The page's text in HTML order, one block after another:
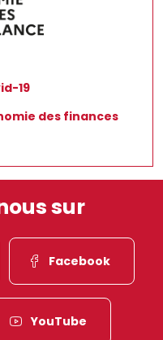
19
des finances
sur
Facebook
YouTube